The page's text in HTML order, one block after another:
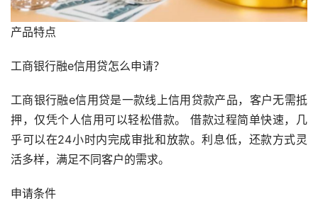
产品特点
工商银行融e信用贷怎么申请？
工商银行融e信用贷是一款线上信用贷款产品，客户无需抵
押，仅凭个人信用可以轻松借款。 借款过程简单快速，几
乎可以在24小时内完成审批和放款。利息低，还款方式灵
活多样，满足不同客户的需求。
申请条件